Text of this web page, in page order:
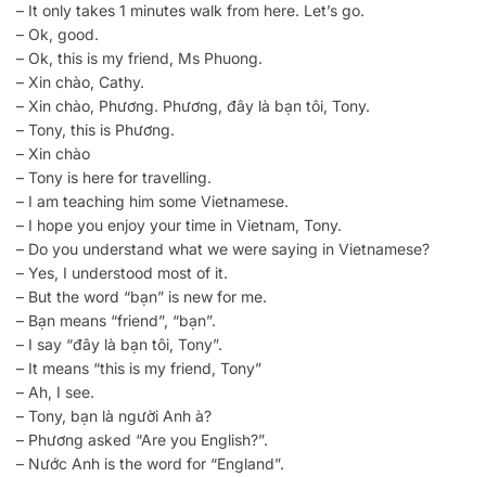
– It only takes 1 minutes walk from here. Let’s go.
– Ok, good.
– Ok, this is my friend, Ms Phuong.
– Xin chào, Cathy.
– Xin chào, Phương. Phương, đây là bạn tôi, Tony.
– Tony, this is Phương.
– Xin chào
– Tony is here for travelling.
– I am teaching him some Vietnamese.
– I hope you enjoy your time in Vietnam, Tony.
– Do you understand what we were saying in Vietnamese?
– Yes, I understood most of it.
– But the word “bạn” is new for me.
– Bạn means “friend”, “bạn”.
– I say “đây là bạn tôi, Tony”.
– It means “this is my friend, Tony”
– Ah, I see.
– Tony, bạn là người Anh à?
– Phương asked “Are you English?”.
– Nước Anh is the word for “England”.